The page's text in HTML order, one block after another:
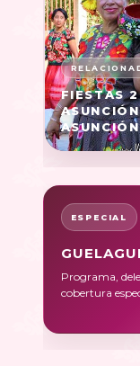
FIESTAS
ESPECIAL
Programa,
cobertura